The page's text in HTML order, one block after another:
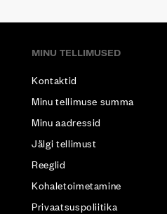
MINU TELLIMUSED
Kontaktid
Minu tellimuse summa
Minu aadressid
Jälgi tellimust
Reeglid
Kohaletoimetamine
Privaatsuspoliitika